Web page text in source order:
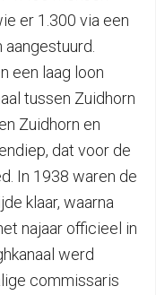
er 1.300 via een
een laag loon
tussen Zuidhorn
Zuidhorn en
dat voor de
In 1938 waren de
klaar, waarna
najaar officieel in
werd
commissaris